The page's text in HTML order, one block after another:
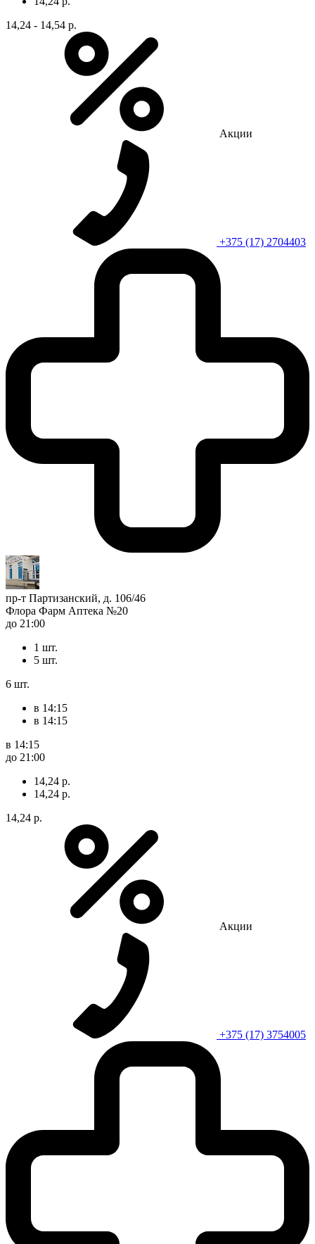
14,24 - 14,54 р.
Акции
+375 (17) 2704403
пр-т Партизанский, д. 106/46
Флора Фарм Аптека №20
до 21:00
1 шт.
5 шт.
6 шт.
в 14:15
в 14:15
в 14:15
до 21:00
14,24 р.
14,24 р.
14,24 р.
Акции
+375 (17) 3754005